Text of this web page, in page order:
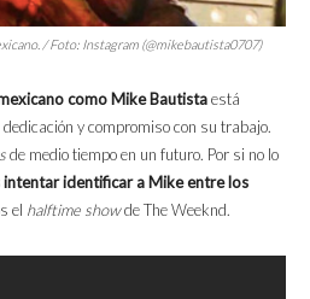
/ Foto: Instagram (@mikebautista0707)
como Mike Bautistaestá
y compromiso con su trabajo.
de medio tiempo en un futuro. Por si no lo
intentar identificar a Mike entre los
el halftime showde The Weeknd.